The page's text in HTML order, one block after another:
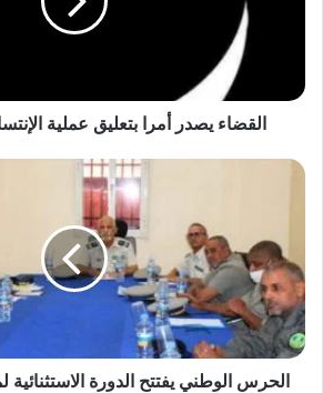
القضاء يصدر أمرا بتعليق عملية
الحرس الوطني يفتتح الدورة